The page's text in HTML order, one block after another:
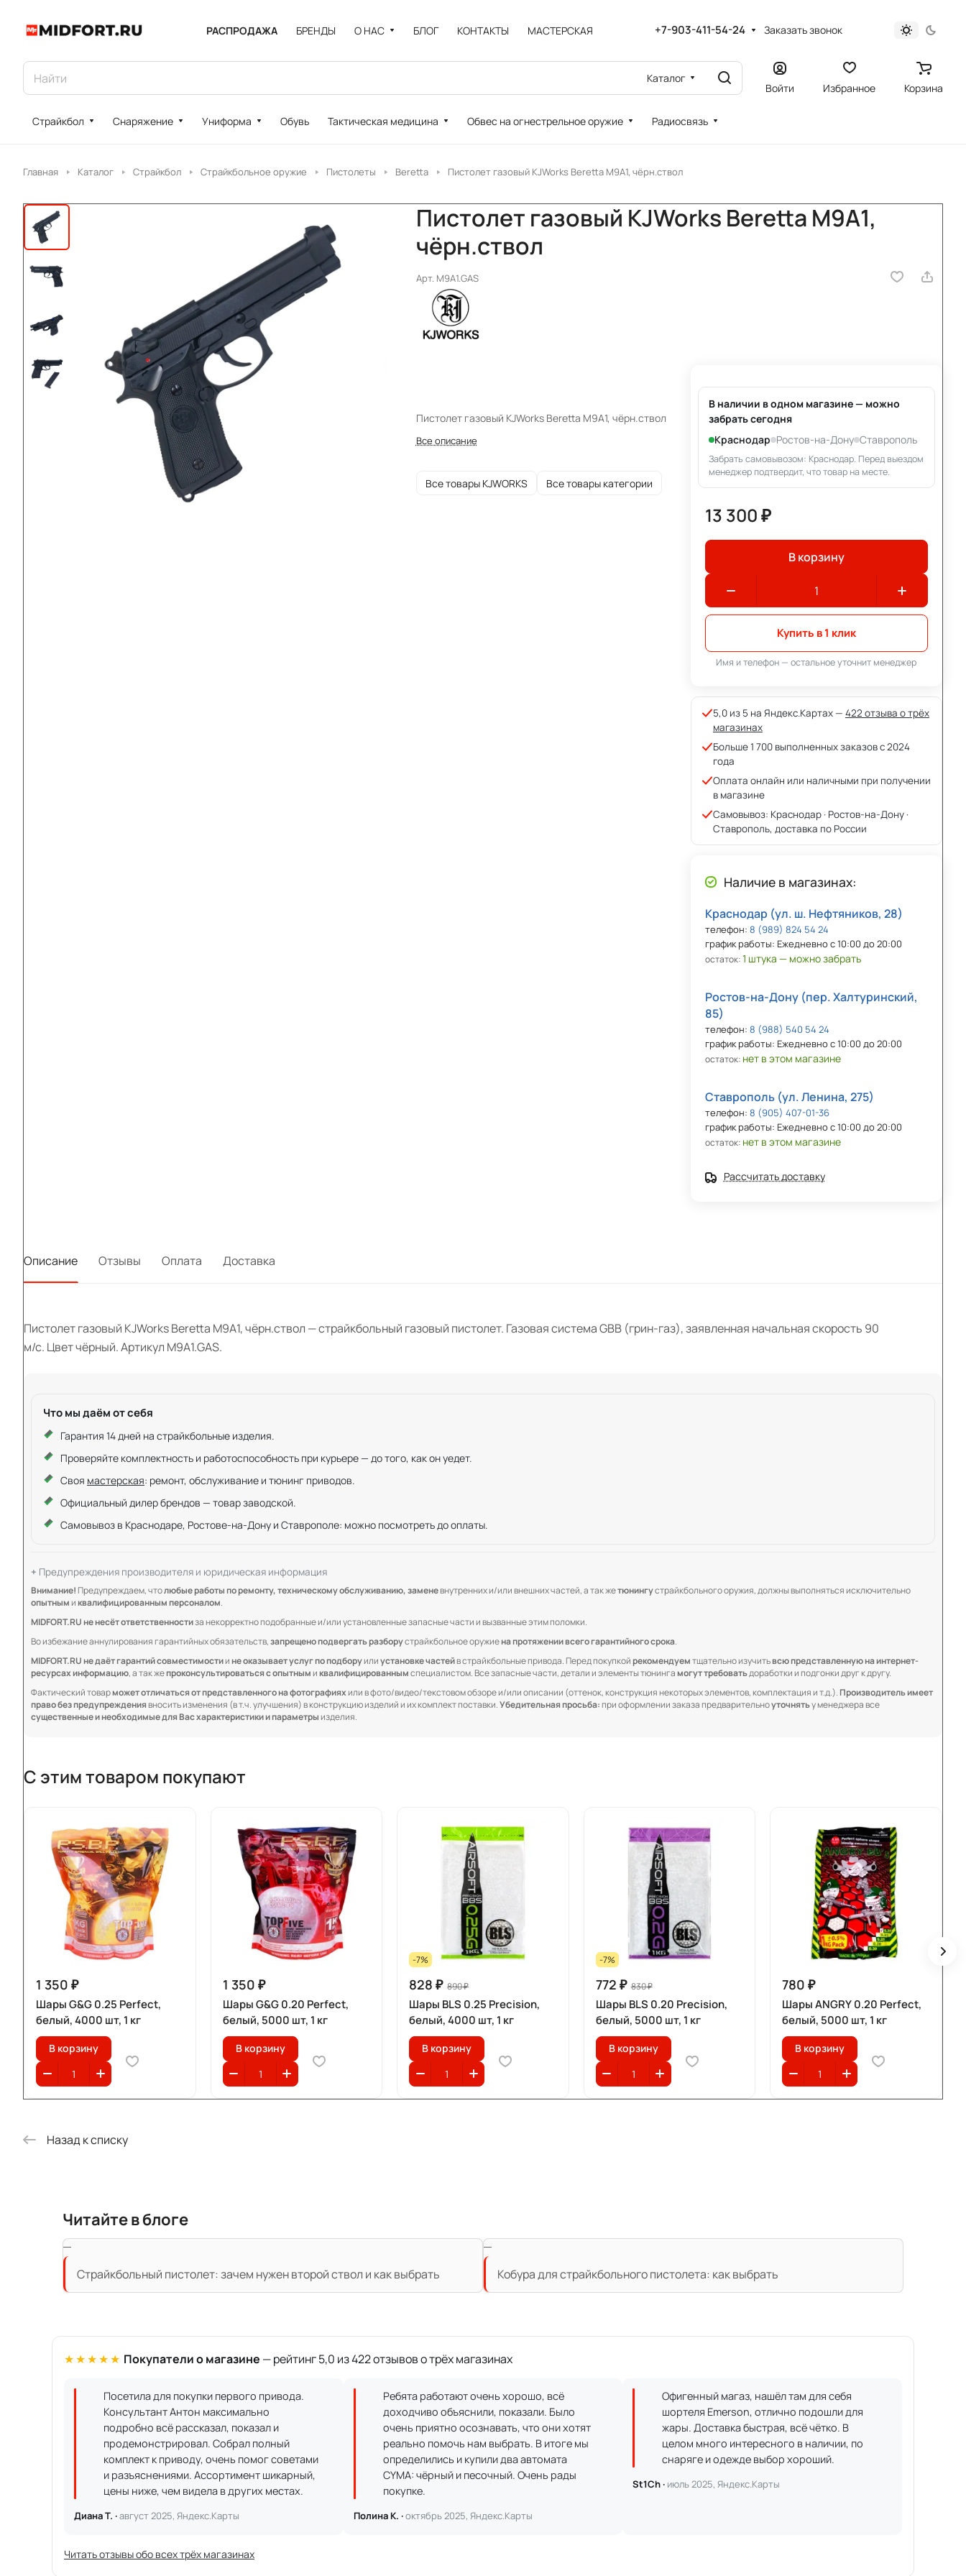
РАСПРОДАЖА БРЕНДЫ О НАС БЛОГ КОНТАКТЫ МАСТЕРСКАЯ +7-903-411-54-24 Заказать звонок
Каталог
Войти Избранное Корзина
Страйкбол Снаряжение Униформа Обувь Тактическая медицина Обвес на огнестрельное оружие Радиосвязь
Главная Каталог Страйкбол Страйкбольное оружие Пистолеты Beretta Пистолет газовый KJWorks Beretta M9A1, чёрн.ствол
Пистолет газовый KJWorks Beretta M9A1,
чёрн.ствол
Арт. M9A1.GAS
Пистолет газовый KJWorks Beretta M9A1, чёрн.ствол
Все описание
Все товары KJWORKS Все товары категории
В наличии в одном магазине — можно
забрать сегодня
Краснодар Ростов-на-Дону Ставрополь
Забрать самовывозом: Краснодар. Перед выездом
менеджер подтвердит, что товар на месте.
13 300 ₽
В корзину
Купить в 1 клик
Имя и телефон — остальное уточнит менеджер
5,0 из 5 на Яндекс.Картах — 422 отзыва о трёх
магазинах
Больше 1 700 выполненных заказов с 2024
года
Оплата онлайн или наличными при получении
в магазине
Самовывоз: Краснодар · Ростов-на-Дону ·
Ставрополь, доставка по России
Наличие в магазинах:
Краснодар (ул. ш. Нефтяников, 28)
телефон: 8 (989) 824 54 24
график работы: Ежедневно с 10:00 до 20:00
остаток:1 штука — можно забрать
Ростов-на-Дону (пер. Халтуринский,
85)
телефон: 8 (988) 540 54 24
график работы: Ежедневно с 10:00 до 20:00
остаток: нет в этом магазине
Ставрополь (ул. Ленина, 275)
телефон: 8 (905) 407-01-36
график работы: Ежедневно с 10:00 до 20:00
остаток: нет в этом магазине
Рассчитать доставку
Описание Отзывы Оплата Доставка
Пистолет газовый KJWorks Beretta M9A1, чёрн.ствол — страйкбольный газовый пистолет. Газовая система GBB (грин-газ), заявленная начальная скорость 90
м/с. Цвет чёрный. Артикул M9A1.GAS.
Что мы даём от себя
Гарантия 14 дней на страйкбольные изделия.
Проверяйте комплектность и работоспособность при курьере — до того, как он уедет.
Своя мастерская: ремонт, обслуживание и тюнинг приводов.
Официальный дилер брендов — товар заводской.
Самовывоз в Краснодаре, Ростове-на-Дону и Ставрополе: можно посмотреть до оплаты.
Предупреждения производителя и юридическая информация
Внимание! Предупреждаем, чтолюбые работы по ремонту, техническому обслуживанию, заменевнутренних и/или внешних частей, а так жетюнингустрайкбольного оружия, должны выполняться исключительно
опытнымиквалифицированным персоналом.
MIDFORT.RU не несёт ответственностиза некорректно подобранные и/или установленные запасные части и вызванные этим поломки.
Во избежание аннулирования гарантийных обязательств,запрещено подвергать разборустрайкбольное оружиена протяжении всего гарантийного срока.
MIDFORT.RU не даёт гарантий совместимостиине оказывает услуг по подборуилиустановке частейв страйкбольные привода. Перед покупкойрекомендуемтщательно изучитьвсю представленную на интернет-
ресурсах информацию, а так жепроконсультироваться с опытнымиквалифицированнымспециалистом. Все запасные части, детали и элементы тюнингамогут требоватьдоработки и подгонки друг к другу.
Фактический товарможет отличаться от представленного на фотографияхили в фото/видео/текстовом обзоре и/или описании (оттенок, конструкция некоторых элементов, комплектация и т.д.). Производитель имеет
право без предупреждениявносить изменения (в т.ч. улучшения) в конструкцию изделий и их комплект поставки.Убедительная просьба:при оформлении заказа предварительноуточнятьу менеджера все
существенные и необходимые для Вас характеристики и параметрыизделия.
С этим товаром покупают
1 350 ₽
Шары G&G 0.25 Perfect,
белый, 4000 шт, 1 кг
В корзину
1 350 ₽
Шары G&G 0.20 Perfect,
белый, 5000 шт, 1 кг
В корзину
-7%
828 ₽ 890 ₽
Шары BLS 0.25 Precision,
белый, 4000 шт, 1 кг
В корзину
-7%
772 ₽ 830 ₽
Шары BLS 0.20 Precision,
белый, 5000 шт, 1 кг
В корзину
780 ₽
Шары ANGRY 0.20 Perfect,
белый, 5000 шт, 1 кг
В корзину
Назад к списку
Читайте в блоге
Страйкбольный пистолет: зачем нужен второй ствол и как выбрать Кобура для страйкбольного пистолета: как выбрать
★★★★★ Покупатели о магазине — рейтинг 5,0 из 422 отзывов о трёх магазинах
Посетила для покупки первого привода.
Консультант Антон максимально
подробно всё рассказал, показал и
продемонстрировал. Собрал полный
комплект к приводу, очень помог советами
и разъяснениями. Ассортимент шикарный,
цены ниже, чем видела в других местах.
Диана Т. ·август 2025, Яндекс.Карты
Ребята работают очень хорошо, всё
доходчиво объяснили, показали. Было
очень приятно осознавать, что они хотят
реально помочь нам выбрать. В итоге мы
определились и купили два автомата
CYMA: чёрный и песочный. Очень рады
покупке.
Полина К. ·октябрь 2025, Яндекс.Карты
Офигенный магаз, нашёл там для себя
шортеля Emerson, отлично подошли для
жары. Доставка быстрая, всё чётко. В
целом много интересного в наличии, по
снаряге и одежде выбор хороший.
St1Ch · июль 2025, Яндекс.Карты
Читать отзывы обо всех трёх магазинах